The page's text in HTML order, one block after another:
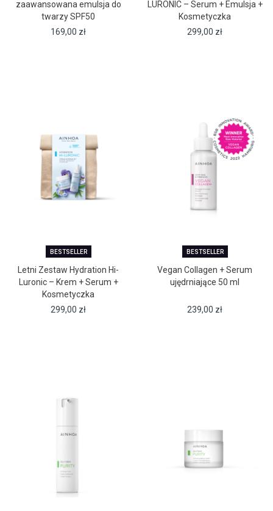
zaawansowana emulsja do
twarzy SPF50
169,00 zł
LURONIC – Serum + Emulsja +
Kosmetyczka
299,00 zł
BESTSELLER
Letni Zestaw Hydration Hi-
Luronic – Krem + Serum +
Kosmetyczka
299,00 zł
BESTSELLER
Vegan Collagen + Serum
ujędrniające 50 ml
239,00 zł